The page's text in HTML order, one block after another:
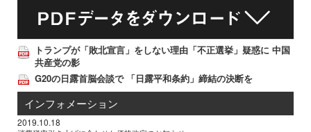
トランプが「敗北宣言」をしない理由「不正選挙」疑惑に 中国
共産党の影
G20の日露首脳会談で 「日露平和条約」締結の決断を
インフォメーション
2019.10.18